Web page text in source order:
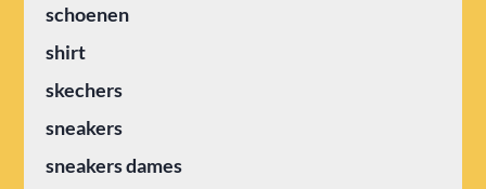
schoenen
shirt
skechers
sneakers
sneakers dames